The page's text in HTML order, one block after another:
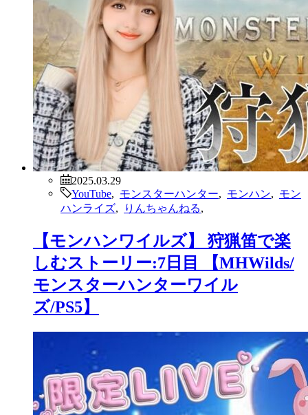
2025.03.29
YouTube
モンスターハンター モンハン
モン
ハンライズ
りんちゃんねる
【モンハンワイルズ】 狩猟笛で楽
しむストーリー:7日目 【MHWilds/
モンスターハンターワイル
ズ/PS5】